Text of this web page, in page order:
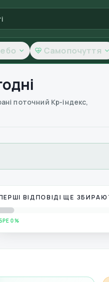
Самопочуття
поточний Kp-індекс,
ВІДПОВІДІ ЩЕ
0%